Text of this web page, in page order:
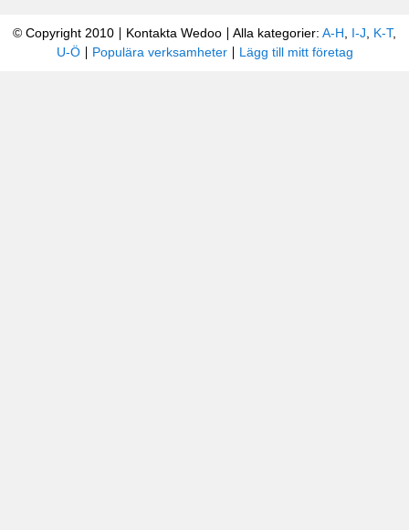
© Copyright 2010 Kontakta Wedoo Alla kategorier: A-H I-J K-T,
U-Ö
Populära verksamheter Lägg till mitt företag